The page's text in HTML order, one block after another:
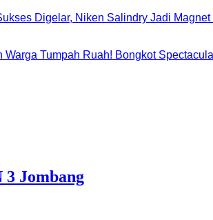
Digelar, Niken Salindry Jadi Magnet
Warga Tumpah Ruah! Bongkot
Jombang